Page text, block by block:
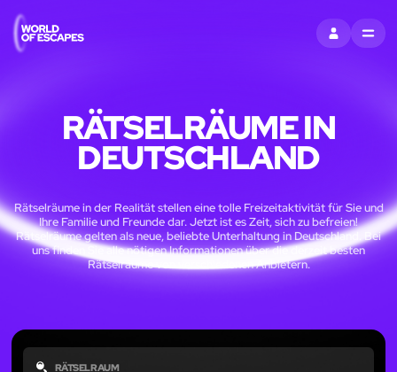
EINTRAGEN
MENU
RÄTSELRÄUME IN
DEUTSCHLAND
Rätselräume in der Realität stellen eine tolle Freizeitaktivität für Sie und
Ihre Familie und Freunde dar. Jetzt ist es Zeit, sich zu befreien!
Rätselräume gelten als neue, beliebte Unterhaltung in Deutschland. Bei
uns finden Sie alle nötigen Informationen über die derzeit besten
Rätselräume von verschiedenen Anbietern.